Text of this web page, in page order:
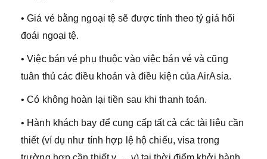
• Giá vé bằng ngoại tệ sẽ được tính theo tỷ giá hối
đoái ngoại tệ.
• Việc bán vé phụ thuộc vào việc bán vé và cũng
tuân thủ các điều khoản và điều kiện của AirAsia.
• Có không hoàn lại tiền sau khi thanh toán.
• Hành khách bay để cung cấp tất cả các tài liệu cần
thiết (ví dụ như tính hợp lệ hộ chiếu, visa trong